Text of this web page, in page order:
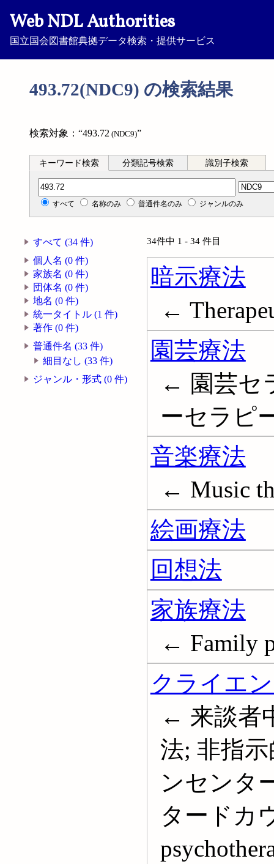
Web NDL Authorities
国立国会図書館典拠データ検索・提供サービス
493.72(NDC9) の検索結果
検索対象：“493.72 (NDC9)”
キーワード検索 分類記号検索 識別子検索
分類記号検索
すべて 名称のみ 普通件名のみ ジャンルのみ
すべて (34 件)
個人名 (0 件)
家族名 (0 件)
団体名 (0 件)
地名 (0 件)
統一タイトル (1 件)
著作 (0 件)
普通件名 (33 件)
細目なし (33 件)
ジャンル・形式 (0 件)
34件中 1 - 34 件目
暗示療法
←
園芸療法
← 園芸セ
ーセラピ
音楽療法
← Music
絵画療法
回想法
家族療法
← Family
クライエ
← 来談者
法; 非指
ンセンタ
タードカ